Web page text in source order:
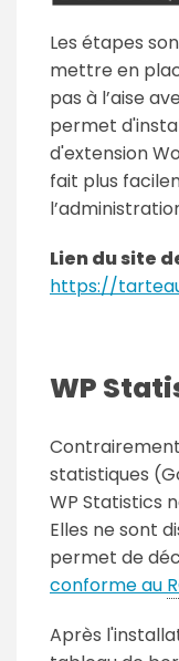
Les étapes
mettre en
pas à l’aise
permet
d'extension
fait plus
Lien du site
https://
WP
statistiques
WP Statistics
Elles ne sont
permet de
conforme au
Après